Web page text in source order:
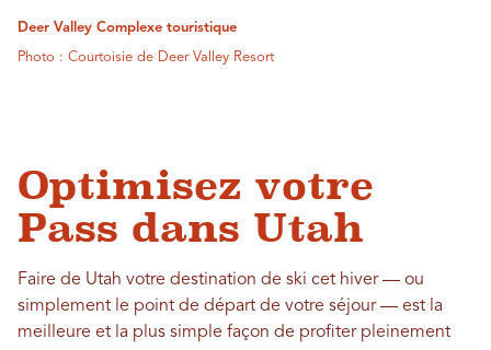
Deer Valley Complexe touristique
Photo : Courtoisie de Deer Valley Resort
Optimisez votre
Pass dans Utah
Faire de Utah votre destination de ski cet hiver — ou
simplement le point de départ de votre séjour — est la
meilleure et la plus simple façon de profiter pleinement